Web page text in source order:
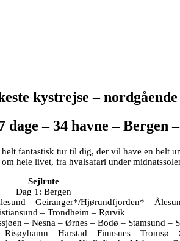
kystrejse – nordgående
dage – 34 havne – Bergen
fantastisk tur til dig, der vil have en helt
hele livet, fra hvalsafari under
Sejlrute
Dag 1: Bergen
– Geiranger*/Hjørundfjorden* –
– Trondheim – Rørvik
– Nesna – Ørnes – Bodø – Stamsund –
Risøyhamn – Harstad – Finnsnes – Tromsø –